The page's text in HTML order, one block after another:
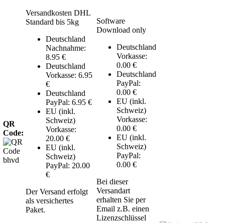
QR
Code:
Versandkosten DHL
Standard bis 5kg
Deutschland
Nachnahme:
8.95 €
Deutschland
Vorkasse: 6.95
€
Deutschland
PayPal: 6.95 €
EU (inkl.
Schweiz)
Vorkasse:
20.00 €
EU (inkl.
Schweiz)
PayPal: 20.00
€
Der Versand erfolgt
als versichertes
Paket.
Software
Download only
Deutschland
Vorkasse:
0.00 €
Deutschland
PayPal:
0.00 €
EU (inkl.
Schweiz)
Vorkasse:
0.00 €
EU (inkl.
Schweiz)
PayPal:
0.00 €
Bei dieser
Versandart
erhalten Sie per
Email z.B. einen
Lizenzschlüssel